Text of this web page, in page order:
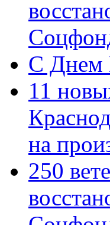
С Днем
11
на
250